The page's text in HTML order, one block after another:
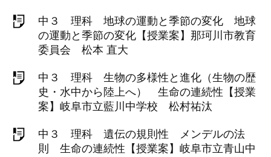
中３ 理科 地球の運動と季節の変化 地球
の運動と季節の変化【授業案】那珂川市教育
委員会 松本 直大
中３ 理科 生物の多様性と進化（生物の歴
史・水中から陸上へ） 生命の連続性【授業
案】岐阜市立藍川中学校 松村祐汰
中３ 理科 遺伝の規則性 メンデルの法
則 生命の連続性【授業案】岐阜市立青山中